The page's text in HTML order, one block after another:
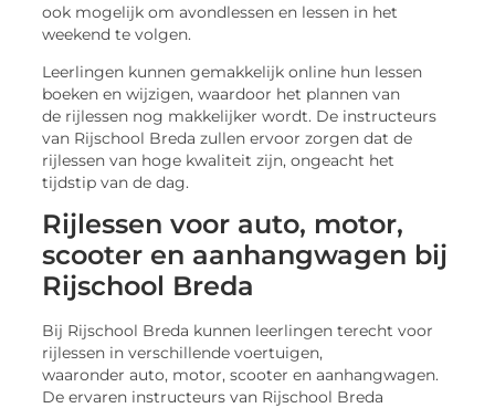
ook mogelijk om avondlessen en lessen in het
weekend te volgen.
Leerlingen kunnen gemakkelijk online hun lessen
boeken en wijzigen, waardoor het plannen van
de rijlessen nog makkelijker wordt. De instructeurs
van Rijschool Breda zullen ervoor zorgen dat de
rijlessen van hoge kwaliteit zijn, ongeacht het
tijdstip van de dag.
Rijlessen voor auto, motor,
scooter en aanhangwagen bij
Rijschool Breda
Bij Rijschool Breda kunnen leerlingen terecht voor
rijlessen in verschillende voertuigen,
waaronder auto, motor, scooter en aanhangwagen.
De ervaren instructeurs van Rijschool Breda